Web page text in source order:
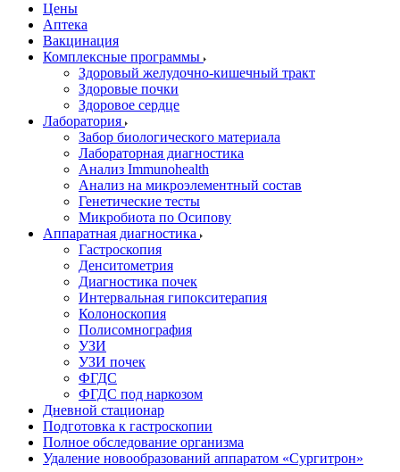
Цены
Аптека
Вакцинация
Комплексные программы
Здоровый желудочно-кишечный тракт
Здоровые почки
Здоровое сердце
Лаборатория
Забор биологического материала
Лабораторная диагностика
Анализ Immunohealth
Анализ на микроэлементный состав
Генетические тесты
Микробиота по Осипову
Аппаратная диагностика
Гастроскопия
Денситометрия
Диагностика почек
Интервальная гипокситерапия
Колоноскопия
Полисомнография
УЗИ
УЗИ почек
ФГДС
ФГДС под наркозом
Дневной стационар
Подготовка к гастроскопии
Полное обследование организма
Удаление новообразований аппаратом «Сургитрон»‎